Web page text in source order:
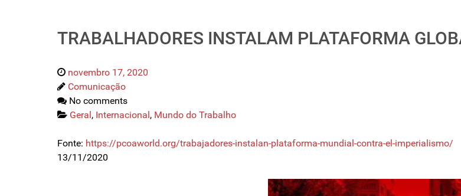
TRABALHADORES INSTALAM PLATAFORMA
novembro 17, 2020
Comunicação
No comments
Geral , Internacional , Mundo do Trabalho
Fonte: https://pcoaworld.org/trabajadores-instalan-plataforma-mundial-contra-el-imperialismo/
13/11/2020